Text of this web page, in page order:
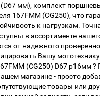
мм), комплект
167FMM (CG250), что
к нагрузкам.
в ассортименте
от надежного
Вашу
(CG250) D67 р16мм ?
магазине - просто
товары или